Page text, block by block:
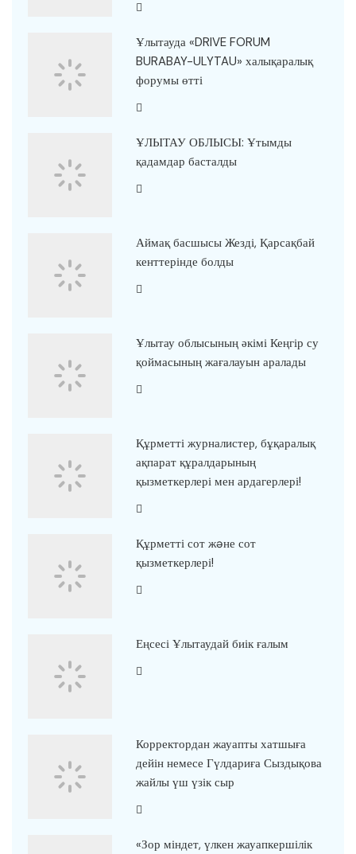
Ұлытауда «DRIVE FORUM
BURABAY-ULYTAU» халықаралық
форумы өтті
ҰЛЫТАУ ОБЛЫСЫ: Ұтымды
қадамдар басталды
Аймақ басшысы Жезді, Қарсақбай
кенттерінде болды
Ұлытау облысының әкімі Кеңгір су
қоймасының жағалауын аралады
Құрметті журналистер, бұқаралық
ақпарат құралдарының
қызметкерлері мен ардагерлері!
Құрметті сот жəне сот
қызметкерлері!
Еңсесі Ұлытаудай биік ғалым
Корректордан жауапты хатшыға
дейін немесе Гүлдариға Сыздықова
жайлы үш үзік сыр
«Зор міндет, үлкен жауапкершілік